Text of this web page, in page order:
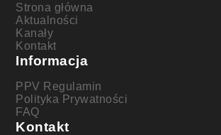
Strona główna
Aktualności
Kanały
Kontakt
Informacja
PPV Regulamin
Polityka Prywatności
FAQ
Kontakt